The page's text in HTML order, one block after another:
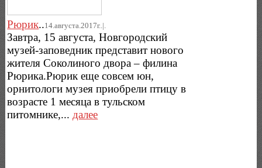
Рюрик..14.августа.2017г..|.
Завтра, 15 августа, Новгородский
музей-заповедник представит нового
жителя Соколиного двора – филина
Рюрика.Рюрик еще совсем юн,
орнитологи музея приобрели птицу в
возрасте 1 месяца в тульском
питомнике,... далее